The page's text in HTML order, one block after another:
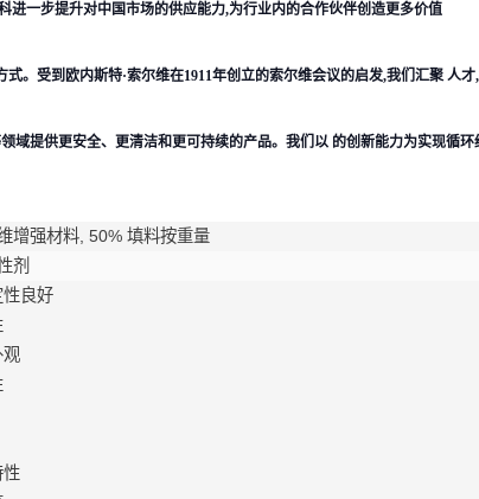
进一步提升对中国市场的供应能力,为行业内的合作伙伴创造更多价值
。受到欧内斯特·索尔维在1911年创立的索尔维会议的启发,我们汇聚 人
提供更安全、更清洁和更可持续的产品。我们以 的创新能力为实现循
增强材料, 50% 填料按重量
剂
性良好
观
性